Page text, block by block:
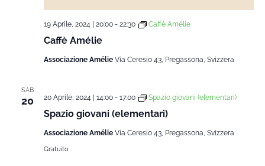
Caffè Amélie
19 Aprile, 2024 | 20:00- 22:30 Caffè Amélie
Associazione Amélie Via Ceresio 43, Pregassona, Svizzera
SAB
20
Spazio giovani (elementari)
20 Aprile, 2024 | 14:00- 17:00 Spazio giovani (elementari)
Associazione Amélie Via Ceresio 43, Pregassona, Svizzera
Gratuito